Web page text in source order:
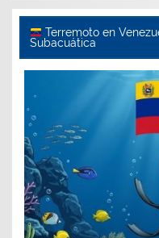
Terremoto en
Subacuática